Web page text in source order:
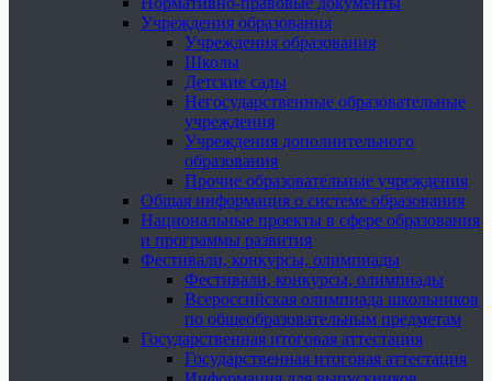
Учреждения образования
Учреждения образования
Школы
Детские сады
Негосударственные образовательные
учреждения
Учреждения дополнительного
образования
Прочие образовательные учреждения
Общая информация о системе образования
Национальные проекты в сфере образования
и программы развития
Фестивали, конкурсы, олимпиады
Фестивали, конкурсы, олимпиады
Всероссийская олимпиада школьников
по общеобразовательным предметам
Государственная итоговая аттестация
Государственная итоговая аттестация